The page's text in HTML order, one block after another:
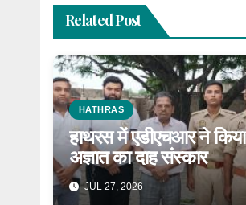
Related Post
HATHRAS
हाथरस में एडीएचआर ने किया
अज्ञात का दाह संस्कार
JUL 27, 2026